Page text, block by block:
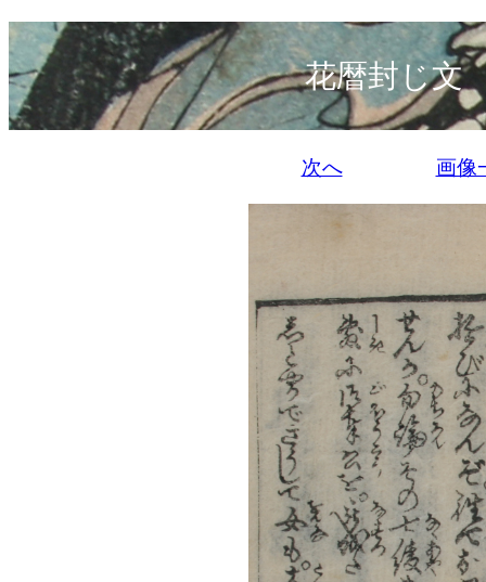
花暦封じ
次へ 画像